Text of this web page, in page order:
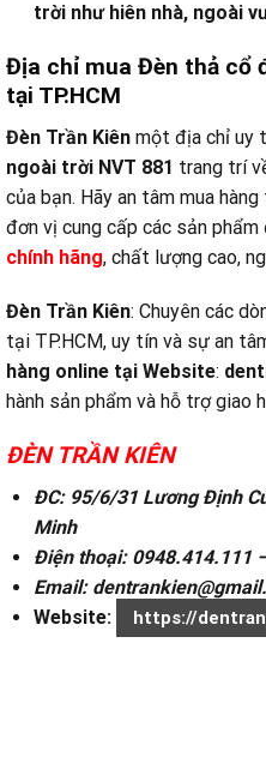
trời như hiên nhà, ngoài
Địa chỉ mua Đèn thả cổ
tại TP.HCM
Đèn Trần Kiên một địa chỉ uy
ngoài trời NVT 881 trang trí
của bạn. Hãy an tâm mua
đơn vị cung cấp các sản phẩm
chính hãng, chất lượng cao,
Đèn Trần Kiên: Chuyên các
tại TP.HCM, uy tín và sự an
hàng online tại Website:
hành sản phẩm và hỗ trợ giao
ĐÈN TRẦN KIÊN
ĐC: 95/6/31 Lương Định
Minh
Điện thoại: 0948.414.111
Email:
Website:
https://